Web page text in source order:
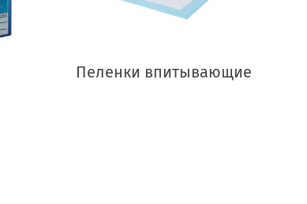
Пеленки впитывающие